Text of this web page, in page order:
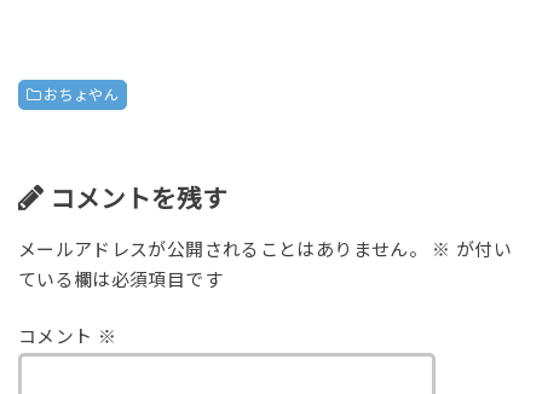
おちょやん
コメントを残す
メールアドレスが公開されることはありません。 ※ が付い
ている欄は必須項目です
コメント ※